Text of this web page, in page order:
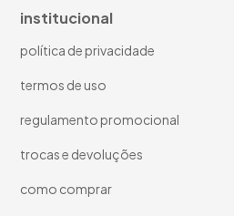
institucional
política de privacidade
termos de uso
regulamento promocional
trocas e devoluções
como comprar